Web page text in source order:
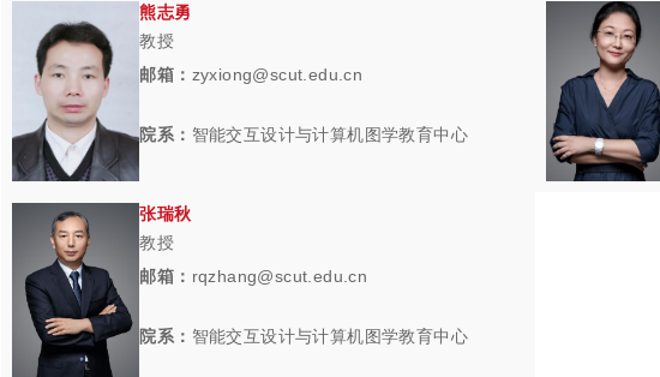
熊志勇
教授
邮箱： zyxiong@scut.edu.cn
院系： 智能交互设计与计算机图学教育中心
张瑞秋
教授
邮箱： rqzhang@scut.edu.cn
院系： 智能交互设计与计算机图学教育中心